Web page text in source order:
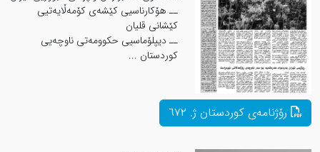
ــ هۆکارناسیی کێشەی کۆمەڵایەتیی
کێشانی قلیان
ــ دیپلۆماسیی حکوومەتی ناوچەیی
کوردستان ...